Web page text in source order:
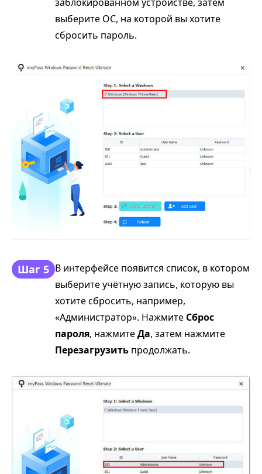
выберите ОС, на которой вы хотите
сбросить пароль.
Шаг 5 В интерфейсе появится список, в котором
выберите учётную запись, которую вы
хотите сбросить, например,
«Администратор». Нажмите Сброс
пароля, нажмитеДа, затем нажмите
Перезагрузить продолжать.